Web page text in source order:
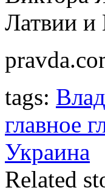
Латвии и
tags:
главное
Украина
Related